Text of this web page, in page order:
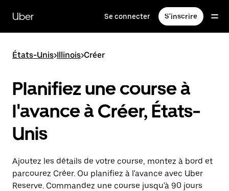
contenu
principal
Uber Se connecter S'inscrire
États-Unis>Illinois>Créer
Planifiez une course à
l'avance à Créer, États-
Unis
Ajoutez les détails de votre course, montez à bord et
parcourez Créer. Ou planifiez à l'avance avec Uber
Reserve. Commandez une course jusqu'à 90 jours